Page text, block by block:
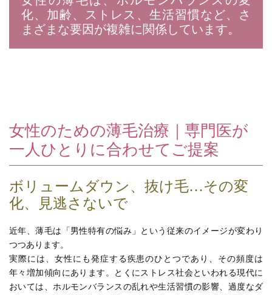
化、加齢、ストレス、生活習慣など、さ
まざまな要因が複雑に関係しています。
女性のための薄毛治療｜専門医が
一人ひとりに合わせてご提案
ボリュームダウン、抜け毛…その変
化、見逃さないで
近年、薄毛は「男性特有の悩み」という従来のイメージが変わり
つつあります。
実際には、女性にも発症する疾患のひとつであり、その頻度は
年々増加傾向にあります。とくにストレス社会といわれる現代に
おいては、ホルモンバランスの乱れや生活習慣の影響、過度なダ